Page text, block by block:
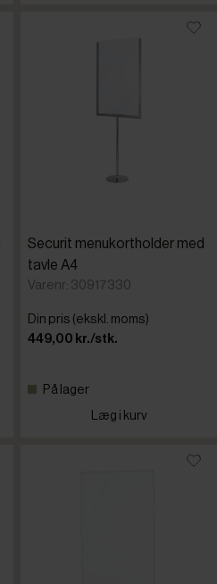
Securit menukortholder med
tavle A4
Varenr: 30917330
Din pris (ekskl. moms)
449,00 kr./stk.
På lager
Læg i kurv